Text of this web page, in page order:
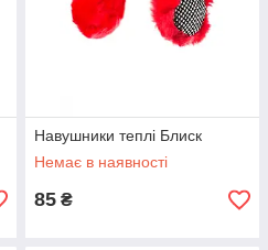
Навушники теплі Блиск
Немає в наявності
85 ₴